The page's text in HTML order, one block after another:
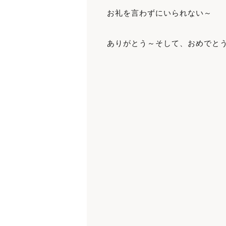
お礼を言わずにいられない～
ありがとう～そして、おめでと